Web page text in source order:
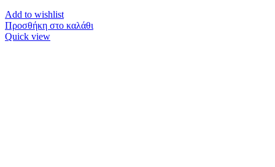
Add to wishlist
Προσθήκη στο καλάθι
Quick view